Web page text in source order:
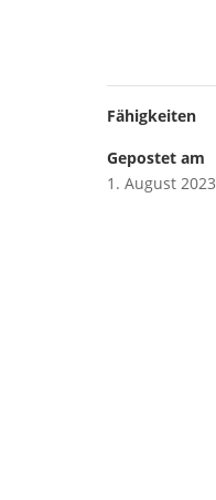
Fähigkeiten
Gepostet am
1. August 2023